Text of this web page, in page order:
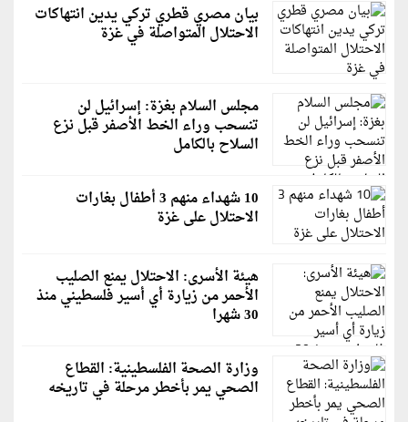
بيان مصري قطري تركي يدين انتهاكات
الاحتلال المتواصلة في غزة
مجلس السلام بغزة: إسرائيل لن
تنسحب وراء الخط الأصفر قبل نزع
السلاح بالكامل
10 شهداء منهم 3 أطفال بغارات
الاحتلال على غزة
هيئة الأسرى: الاحتلال يمنع الصليب
الأحمر من زيارة أي أسير فلسطيني منذ
30 شهرا
وزارة الصحة الفلسطينية: القطاع
الصحي يمر بأخطر مرحلة في تاريخه